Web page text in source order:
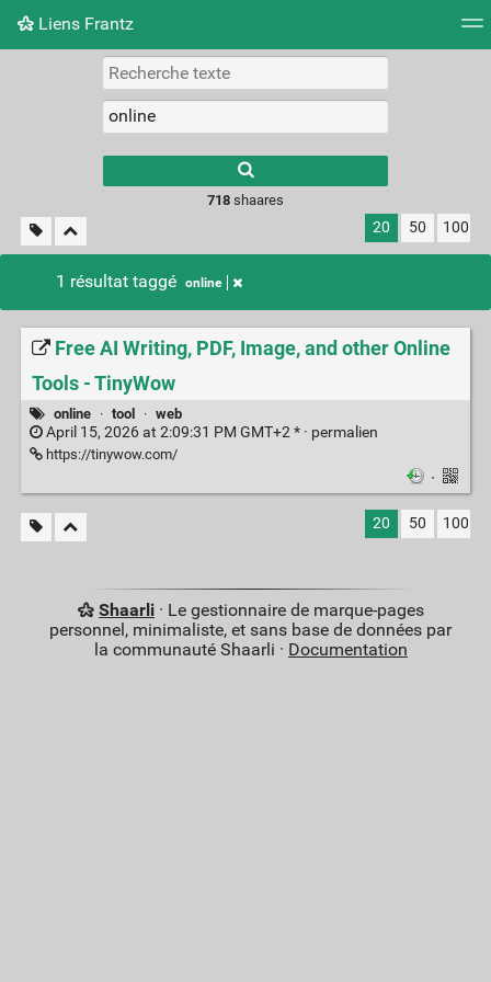
Liens Frantz
Nuage de tags Mur d'images
718shaares
20 50 100
1 résultat taggé online
Free AI Writing, PDF, Image, and other Online
Tools - TinyWow
online · tool · web
April 15, 2026 at 2:09:31 PM GMT+2 * · permalien
https://tinywow.com/
·
20 50 100
Shaarli· Le gestionnaire de marque-pages
personnel, minimaliste, et sans base de données par
la communauté Shaarli · Documentation